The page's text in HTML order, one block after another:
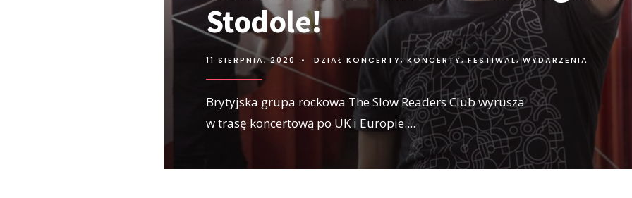
Stodole!
11 SIERPNIA, 2020 • DZIAŁ KONCERTY,KONCERTY, FESTIWAL, WYDARZENIA
Brytyjska grupa rockowa The Slow Readers Club wyrusza
w trasę koncertową po UK i Europie....